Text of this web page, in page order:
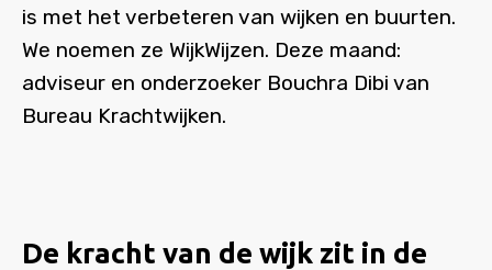
is met het verbeteren van wijken en buurten.
We noemen ze WijkWijzen. Deze maand:
adviseur en onderzoeker Bouchra Dibi van
Bureau Krachtwijken.
De kracht van de wijk zit in de